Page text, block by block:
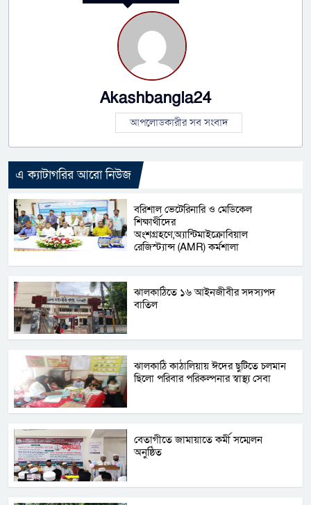
Akashbangla24
আপলোডকারীর সব সংবাদ
এ ক্যাটাগরির আরো নিউজ
বরিশাল ভেটেরিনারি ও মেডিকেল
শিক্ষার্থীদের
অংশগ্রহণে,অ্যান্টিমাইক্রোবিয়াল
রেজিস্ট্যান্স (AMR) কর্মশালা
ঝালকাঠিতে ১৬ আইনজীবীর সদস্যপদ
বাতিল
ঝালকাঠি কাঠালিয়ায় ঈদের ছুটিতে চলমান
ছিলো পরিবার পরিকল্পনার স্বাস্থ্য সেবা
বেতাগীতে জামায়াতে কর্মী সম্মেলন
অনুষ্ঠিত